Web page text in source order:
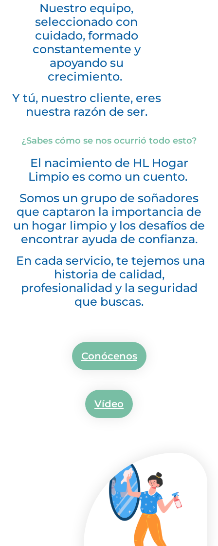
Nuestro equipo,
seleccionado con
cuidado, formado
constantemente y
apoyando su
crecimiento.
Y tú, nuestro cliente, eres
nuestra razón de ser.
¿Sabes cómo se nos ocurrió todo esto?
El nacimiento de HL Hogar
Limpio es como un cuento.
Somos un grupo de soñadores
que captaron la importancia de
un hogar limpio y los desafíos de
encontrar ayuda de confianza.
En cada servicio, te tejemos una
historia de calidad,
profesionalidad y la seguridad
que buscas.
Conócenos
Vídeo